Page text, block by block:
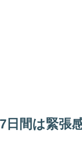
日間は緊張